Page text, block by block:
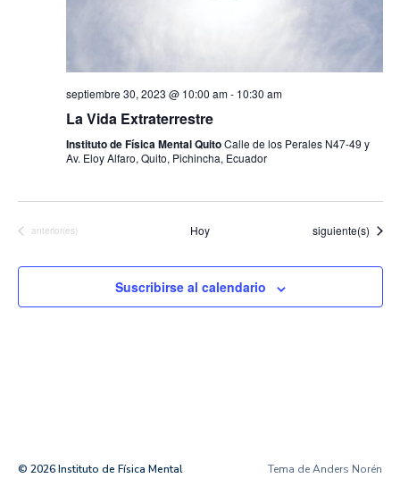
septiembre 30, 2023 @ 10:00 am- 10:30 am
La Vida Extraterrestre
Instituto de Física Mental QuitoCalle de los Perales N47-49 y
Av. Eloy Alfaro, Quito, Pichincha, Ecuador
Eventos
anterior(es) Hoy Eventos
siguiente(s)
Suscribirse al calendario
© 2026Instituto de Física Mental Tema deAnders Norén